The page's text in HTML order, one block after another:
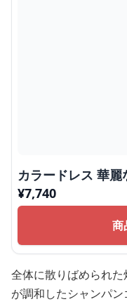
カラードレス 華
¥7,740
商
全体に散りばめられ
が調和したシャンパン